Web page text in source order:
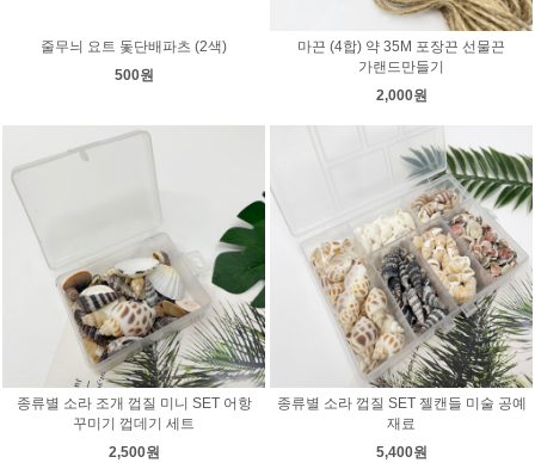
줄무늬 요트 돛단배파츠 (2색)
500원
마끈 (4합) 약 35M 포장끈 선물끈
가랜드만들기
2,000원
종류별 소라 조개 껍질 미니 SET 어항
꾸미기 껍데기 세트
2,500원
종류별 소라 껍질 SET 젤캔들 미술 공예
재료
5,400원